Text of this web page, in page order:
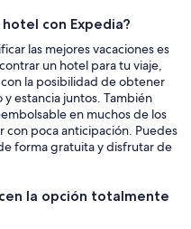
con Expedia?
las mejores vacaciones es
un hotel para tu viaje,
la posibilidad de obtener
y estancia juntos. También
en muchos de los
con poca anticipación. Puedes
forma gratuita y disfrutar de
la opción totalmente